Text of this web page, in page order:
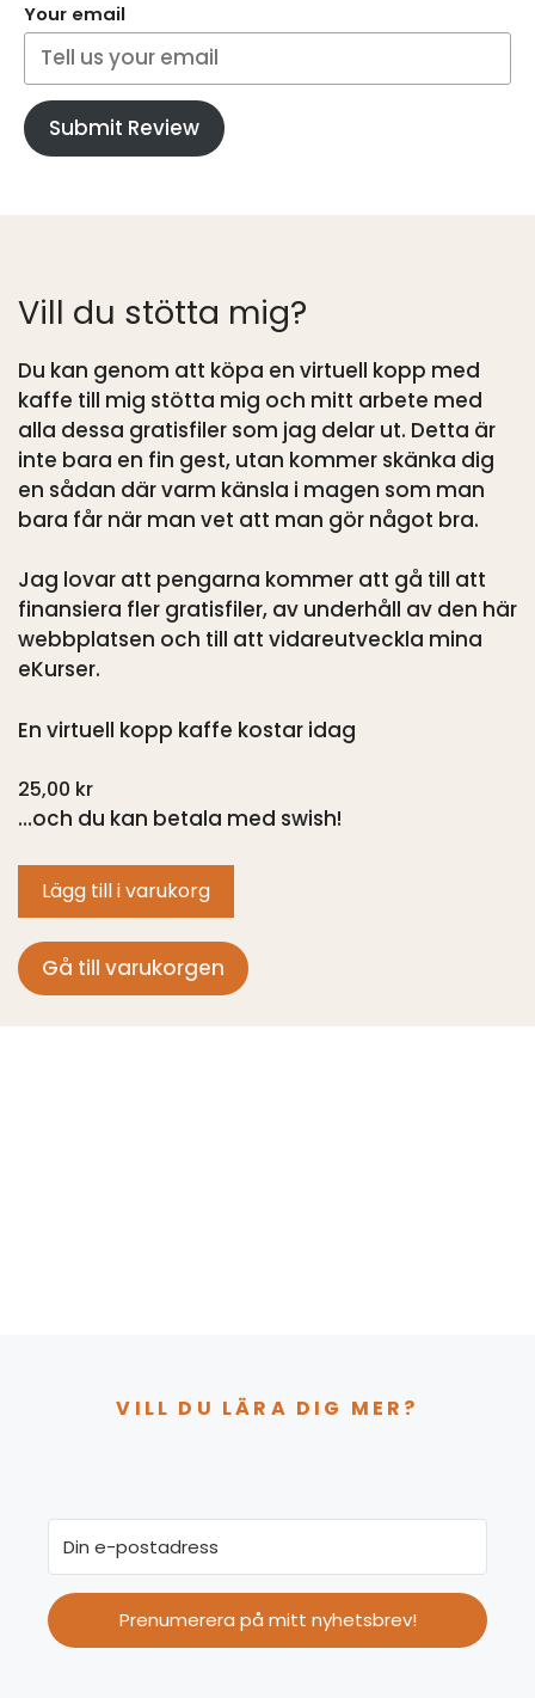
Your email
Submit Review
Vill du stötta mig?
Du kan genom att köpa en virtuell kopp med
kaffe till mig stötta mig och mitt arbete med
alla dessa gratisfiler som jag delar ut. Detta är
inte bara en fin gest, utan kommer skänka dig
en sådan där varm känsla i magen som man
bara får när man vet att man gör något bra.
Jag lovar att pengarna kommer att gå till att
finansiera fler gratisfiler, av underhåll av den här
webbplatsen och till att vidareutveckla mina
eKurser.
En virtuell kopp kaffe kostar idag
25,00 kr
…och du kan betala med swish!
Lägg till i varukorg
Gå till varukorgen
VILL DU LÄRA DIG MER?
Prenumerera på mitt nyhetsbrev!